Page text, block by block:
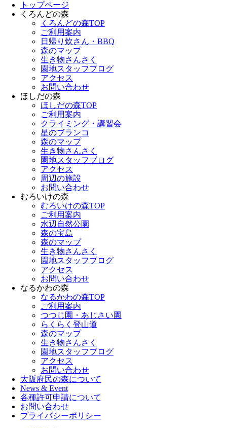
トップページ
くろんどの森
くろんどの森TOP
ご利用案内
日帰り炊さん・BBQ
森のマップ
生き物さんさく
園地スタッフブログ
アクセス
お問い合わせ
ほしだの森
ほしだの森TOP
ご利用案内
クライミング・講習会
星のブランコ
森のマップ
生き物さんさく
園地スタッフブログ
アクセス
周辺の施設
お問い合わせ
むろいけの森
むろいけの森TOP
ご利用案内
水辺自然公園
森の宝島
森のマップ
生き物さんさく
園地スタッフブログ
アクセス
お問い合わせ
なるかわの森
なるかわの森TOP
ご利用案内
つつじ園・あじさい園
らくらく登山道
森のマップ
生き物さんさく
園地スタッフブログ
アクセス
お問い合わせ
大阪府民の森について
News & Event
各種許可申請について
お問い合わせ
プライバシーポリシー